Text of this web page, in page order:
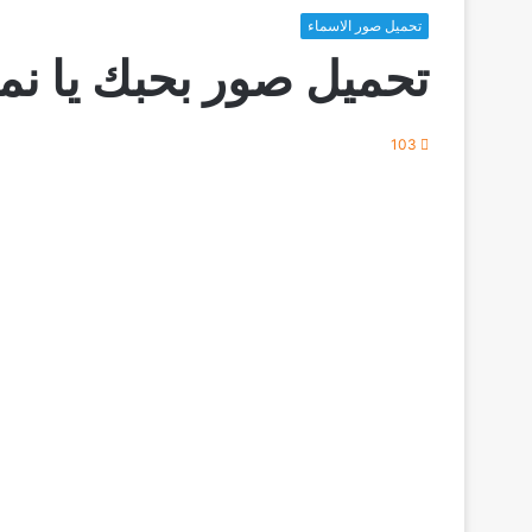
تحميل صور الاسماء
تحميل صور بحبك يا
103